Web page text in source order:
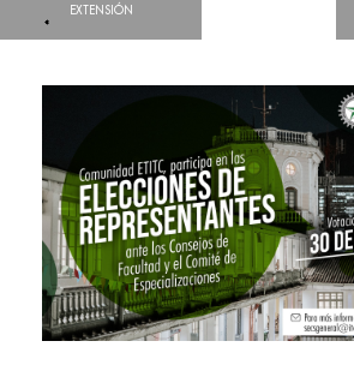
EXTENSIÓN